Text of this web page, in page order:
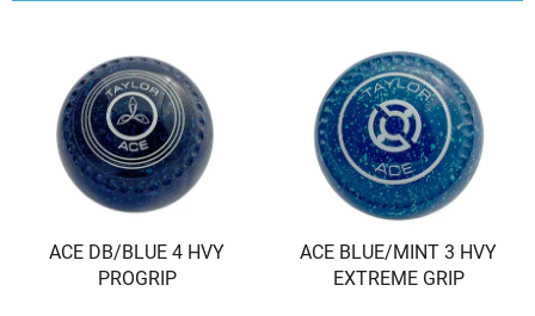
ACE DB/BLUE 4 HVY
PROGRIP
ACE BLUE/MINT 3 HVY
EXTREME GRIP